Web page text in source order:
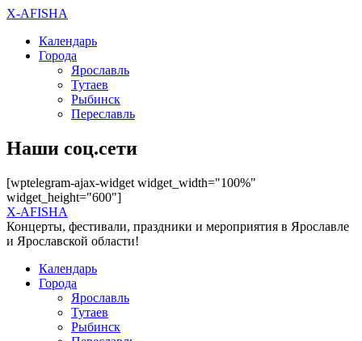
X-AFISHA
Календарь
Города
Ярославль
Тутаев
Рыбинск
Переславль
Наши соц.сети
[wptelegram-ajax-widget widget_width="100%"
widget_height="600"]
X-AFISHA
Концерты, фестивали, праздники и мероприятия в Ярославле
и Ярославской области!
Календарь
Города
Ярославль
Тутаев
Рыбинск